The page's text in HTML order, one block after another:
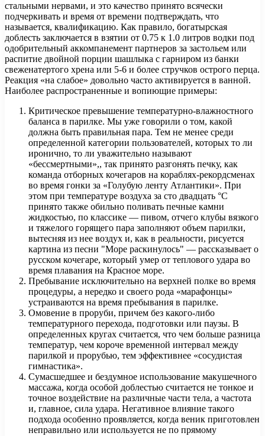
стальными нервами, и это качество принято всячески
подчеркивать и время от времени подтверждать, что
называется, квалификацию. Как правило, богатырская
доблесть заключается в взятии от 0.75 к 1.0 литров водки под
одобрительный аккомпанемент партнеров за застольем или
распитие двойной порции шашлыка с гарниром из банки
свеженатертого хрена или 5-6 и более стручков острого перца.
Реакция «на слабое» довольно часто активируется в ванной.
Наиболее распространенные и вопиющие примеры:
Критическое превышение температурно-влажностного
баланса в парилке. Мы уже говорили о том, какой
должна быть правильная пара. Тем не менее среди
определенной категории пользователей, которых то ли
иронично, то ли уважительно называют
«бессмертными»,, так принято разгонять печку, как
команда отборных кочегаров на кораблях-рекордсменах
во время гонки за «Голубую ленту Атлантики». При
этом при температуре воздуха за сто двадцать °С
принято также обильно поливать печные камни
жидкостью, по классике — пивом, отчего клубы вязкого
и тяжелого горящего пара заполняют объем парилки,
вытесняя из нее воздух и, как в реальности, рисуется
картина из песни "Море раскинулось" — рассказывает о
русском кочегаре, который умер от теплового удара во
время плавания на Красное море.
Пребывание исключительно на верхней полке во время
процедуры, а нередко и своего рода «марафонцы»
устраиваются на время пребывания в парилке.
Омовение в проруби, причем без какого-либо
температурного перехода, подготовки или паузы. В
определенных кругах считается, что чем больше разница
температур, чем короче временной интервал между
парилкой и прорубью, тем эффективнее «сосудистая
гимнастика».
Сумасшедшее и бездумное использование макушечного
массажа, когда особой доблестью считается не тонкое и
точное воздействие на различные части тела, а частота
и, главное, сила удара. Негативное влияние такого
подхода особенно проявляется, когда веник приготовлен
неправильно или используется не по прямому